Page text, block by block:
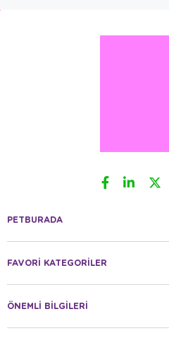
NEDEN RESUN EKIPMANLARINI
sistemlerine kadar her
maksimum performans
ekonomik bir kullanım sunar.
sayesinde filtre süngerleri,
RESUN HAKKINDA SIKÇA
PETBURADA
FAVORİ KATEGORİLER
ÖNEMLİ BİLGİLERİ